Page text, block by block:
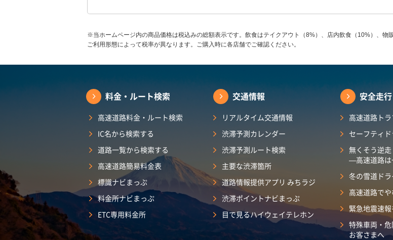
※当ホームページ内の商品価格は税込みの総額表示です。飲食はテイクアウト（8%）、店内飲食（10%）、
ご利用形態によって税率が異なります。ご購入時に各店舗でご確認ください。
料金・ルート検索
高速道路料金・ルート検索
IC名から検索する
道路一覧から検索する
高速道路簡易料金表
標識ナビまっぷ
料金所ナビまっぷ
ETC専用料金所
交通情報
リアルタイム交通情報
渋滞予測カレンダー
渋滞予測ルート検索
主要な渋滞箇所
道路情報提供アプリ みちラジ
渋滞ポイントナビまっぷ
目で見るハイウェイテレホン
安全走行
高速道路ト
セーフティ
無くそう逆走
―高速道路
冬の雪道ド
高速道路で
緊急地震速
特殊車両・
お客さまへ